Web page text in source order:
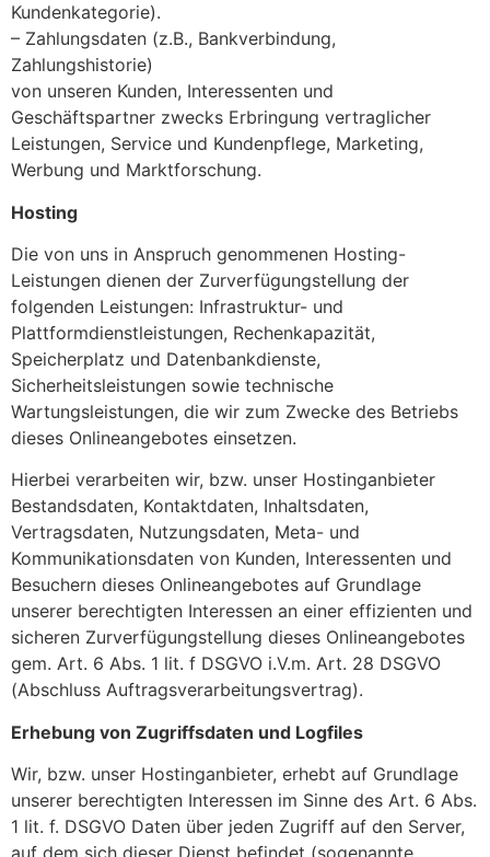
Kundenkategorie).
– Zahlungsdaten (z.B., Bankverbindung,
Zahlungshistorie)
von unseren Kunden, Interessenten und
Geschäftspartner zwecks Erbringung vertraglicher
Leistungen, Service und Kundenpflege, Marketing,
Werbung und Marktforschung.
Hosting
Die von uns in Anspruch genommenen Hosting-
Leistungen dienen der Zurverfügungstellung der
folgenden Leistungen: Infrastruktur- und
Plattformdienstleistungen, Rechenkapazität,
Speicherplatz und Datenbankdienste,
Sicherheitsleistungen sowie technische
Wartungsleistungen, die wir zum Zwecke des Betriebs
dieses Onlineangebotes einsetzen.
Hierbei verarbeiten wir, bzw. unser Hostinganbieter
Bestandsdaten, Kontaktdaten, Inhaltsdaten,
Vertragsdaten, Nutzungsdaten, Meta- und
Kommunikationsdaten von Kunden, Interessenten und
Besuchern dieses Onlineangebotes auf Grundlage
unserer berechtigten Interessen an einer effizienten und
sicheren Zurverfügungstellung dieses Onlineangebotes
gem. Art. 6 Abs. 1 lit. f DSGVO i.V.m. Art. 28 DSGVO
(Abschluss Auftragsverarbeitungsvertrag).
Erhebung von Zugriffsdaten und Logfiles
Wir, bzw. unser Hostinganbieter, erhebt auf Grundlage
unserer berechtigten Interessen im Sinne des Art. 6 Abs.
1 lit. f. DSGVO Daten über jeden Zugriff auf den Server,